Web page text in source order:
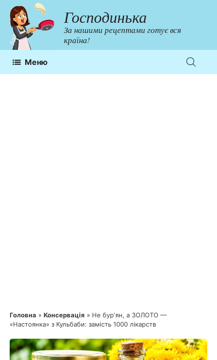
Перейти
до
контенту
Господинька
За нашими рецептами готує вся
країна!
Меню
Головна » Консервація » Не бурʼян, а ЗОЛОТО —
«Настоянка» з Кульбаби: замість 1000 лікарств